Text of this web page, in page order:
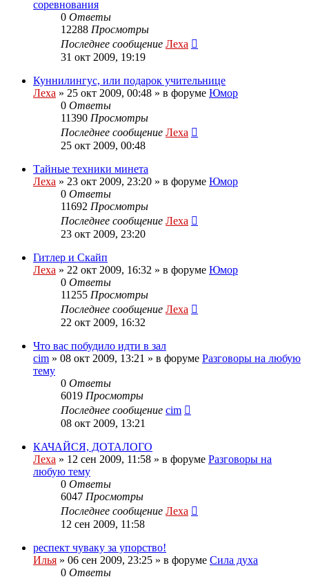
соревнования
0 Ответы
12288 Просмотры
Последнее сообщение Леха
31 окт 2009, 19:19
Куннилингус, или подарок учительнице
Леха » 25 окт 2009, 00:48 » в форуме Юмор
0 Ответы
11390 Просмотры
Последнее сообщение Леха
25 окт 2009, 00:48
Тайные техники минета
Леха » 23 окт 2009, 23:20 » в форуме Юмор
0 Ответы
11692 Просмотры
Последнее сообщение Леха
23 окт 2009, 23:20
Гитлер и Скайп
Леха » 22 окт 2009, 16:32 » в форуме Юмор
0 Ответы
11255 Просмотры
Последнее сообщение Леха
22 окт 2009, 16:32
Что вас побудило идти в зал
cim » 08 окт 2009, 13:21 » в форуме Разговоры на любую
тему
0 Ответы
6019 Просмотры
Последнее сообщение cim
08 окт 2009, 13:21
КАЧАЙСЯ, ДОТАЛОГО
Леха » 12 сен 2009, 11:58 » в форуме Разговоры на
любую тему
0 Ответы
6047 Просмотры
Последнее сообщение Леха
12 сен 2009, 11:58
респект чуваку за упорство!
Илья » 06 сен 2009, 23:25 » в форуме Сила духа
0 Ответы